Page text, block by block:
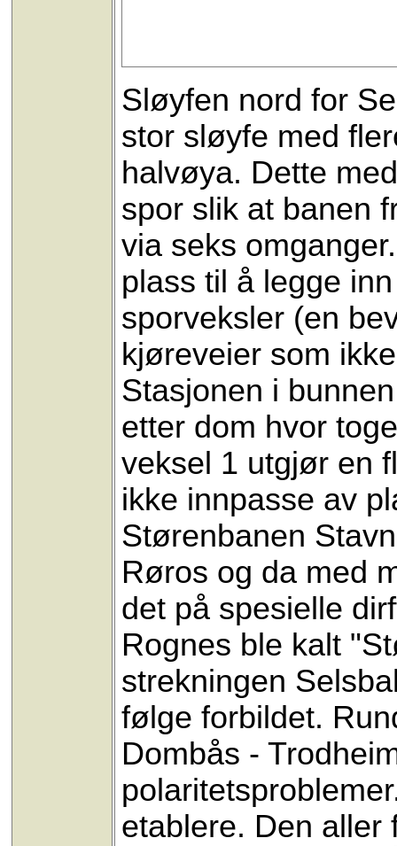
Sløyfen nord for
stor sløyfe med
halvøya. Dette
spor slik at banen
via seks
plass til å legge
sporveksler (en
kjøreveier som
Stasjonen i
etter dom hvor
veksel 1 utgjør en
ikke innpasse av
Størenbanen
Røros og da med
det på spesielle
Rognes ble kalt
strekningen
følge forbildet.
Dombås -
etablere. Den aller